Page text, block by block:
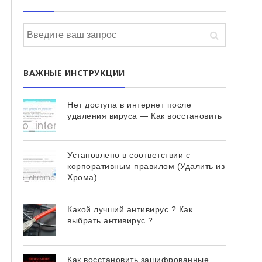
ВАЖНЫЕ ИНСТРУКЦИИ
Нет доступа в интернет после
удаления вируса — Как восстановить
Установлено в соответствии с
корпоративным правилом (Удалить из
Хрома)
Какой лучший антивирус ? Как
выбрать антивирус ?
Как восстановить зашифрованные